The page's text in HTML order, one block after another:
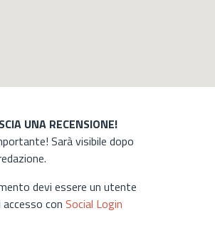
UNA RECENSIONE!
Sarà visibile dopo
devi essere un utente
con Social Login